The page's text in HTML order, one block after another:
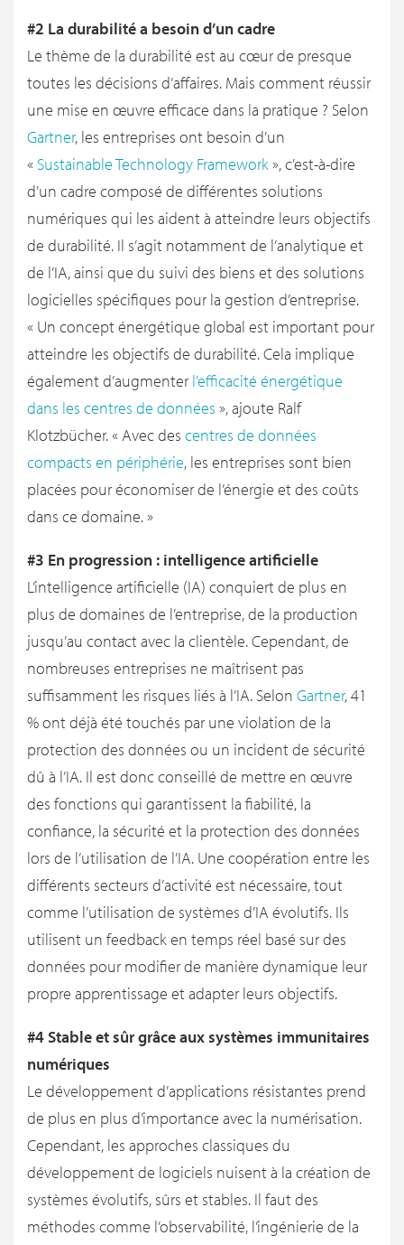
#2 La durabilité a besoin d’un cadre
Le thème de la durabilité est au cœur de presque
toutes les décisions d’affaires. Mais comment réussir
une mise en œuvre efficace dans la pratique ? Selon
Gartner, les entreprises ont besoin d’un
« Sustainable Technology Framework», c’est-à-dire
d’un cadre composé de différentes solutions
numériques qui les aident à atteindre leurs objectifs
de durabilité. Il s’agit notamment de l’analytique et
de l’IA, ainsi que du suivi des biens et des solutions
logicielles spécifiques pour la gestion d’entreprise.
« Un concept énergétique global est important pour
atteindre les objectifs de durabilité. Cela implique
également d’augmenter l’efficacité énergétique
dans les centres de données », ajoute Ralf
Klotzbücher. « Avec des centres de données
compacts en périphérie, les entreprises sont bien
placées pour économiser de l’énergie et des coûts
dans ce domaine. »
#3 En progression : intelligence artificielle
L’intelligence artificielle (IA) conquiert de plus en
plus de domaines de l’entreprise, de la production
jusqu’au contact avec la clientèle. Cependant, de
nombreuses entreprises ne maîtrisent pas
suffisamment les risques liés à l’IA. Selon Gartner, 41
% ont déjà été touchés par une violation de la
protection des données ou un incident de sécurité
dû à l’IA. Il est donc conseillé de mettre en œuvre
des fonctions qui garantissent la fiabilité, la
confiance, la sécurité et la protection des données
lors de l’utilisation de l’IA. Une coopération entre les
différents secteurs d’activité est nécessaire, tout
comme l’utilisation de systèmes d’IA évolutifs. Ils
utilisent un feedback en temps réel basé sur des
données pour modifier de manière dynamique leur
propre apprentissage et adapter leurs objectifs.
#4 Stable et sûr grâce aux systèmes immunitaires
numériques
Le développement d’applications résistantes prend
de plus en plus d’importance avec la numérisation.
Cependant, les approches classiques du
développement de logiciels nuisent à la création de
systèmes évolutifs, sûrs et stables. Il faut des
méthodes comme l’observabilité, l’ingénierie de la